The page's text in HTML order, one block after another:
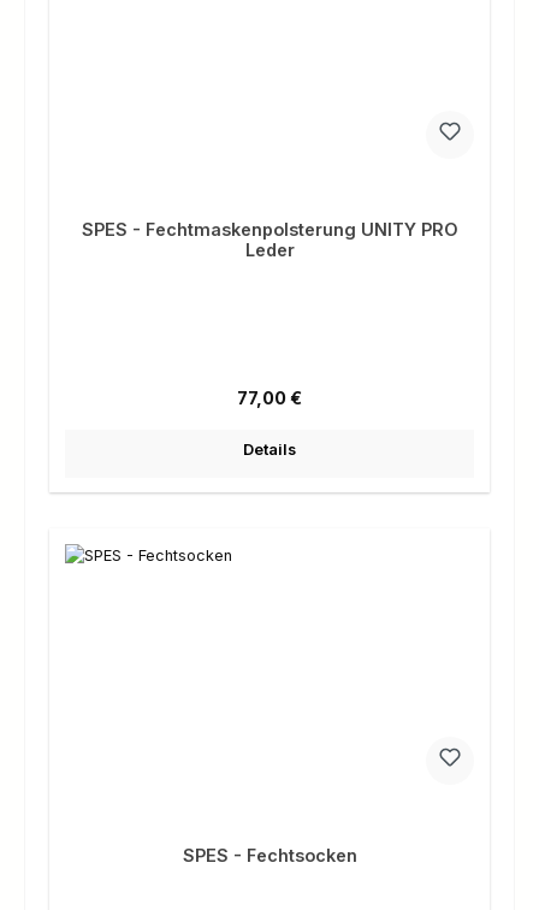
SPES - Fechtmaskenpolsterung UNITY PRO
Leder
Regulärer Preis:
77,00 €
Details
SPES - Fechtsocken